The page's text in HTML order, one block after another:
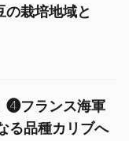
の栽培地域と
❹フランス海軍
る品種カリブへ